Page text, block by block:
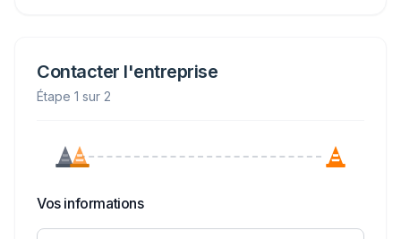
Contacter l'entreprise
Étape 1 sur 2
Vos informations